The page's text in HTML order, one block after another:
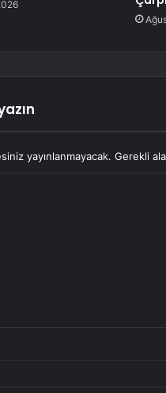
yayınlanmayacak. Gerekli